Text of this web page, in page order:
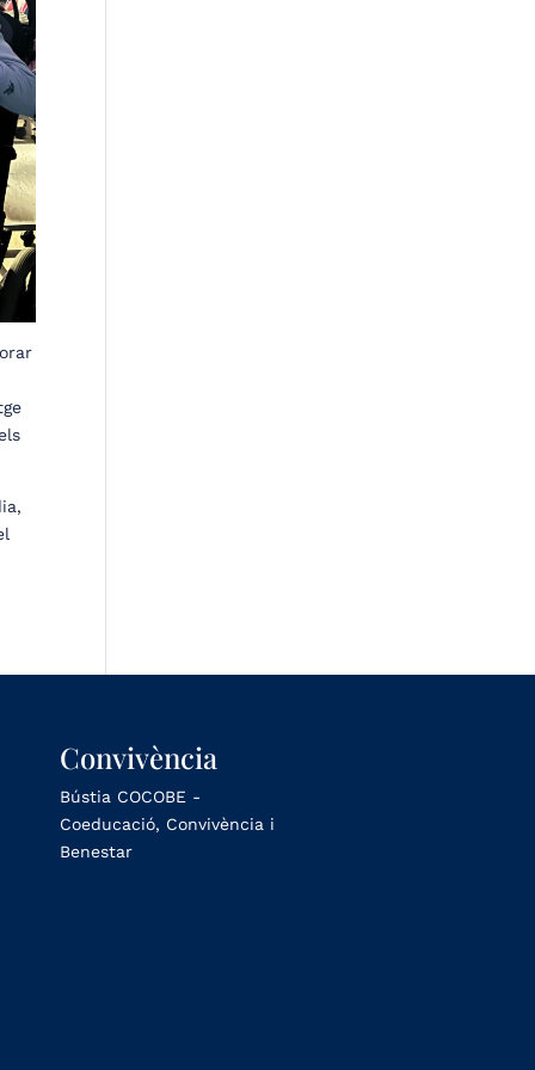
Convivència
Bústia COCOBE -
Coeducació, Convivència i
Benestar